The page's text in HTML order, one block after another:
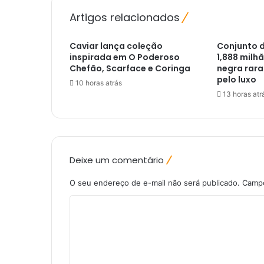
m
r
c
a
r
i
e
r
a
Artigos relacionados
Caviar lança coleção
inspirada em O Poderoso
Chefão, Scarface e Coringa
10 horas atrás
Conjunto
1,888
negra
pelo luxo
13 horas
Deixe um comentário
O seu endereço de e-mail não será publicado.